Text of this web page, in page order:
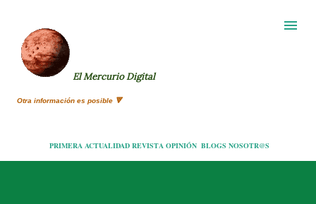
El Mercurio Digital
Otra información es posible 🔻
PRIMERA ACTUALIDAD REVISTA OPINIÓN BLOGS NOSOTR@S